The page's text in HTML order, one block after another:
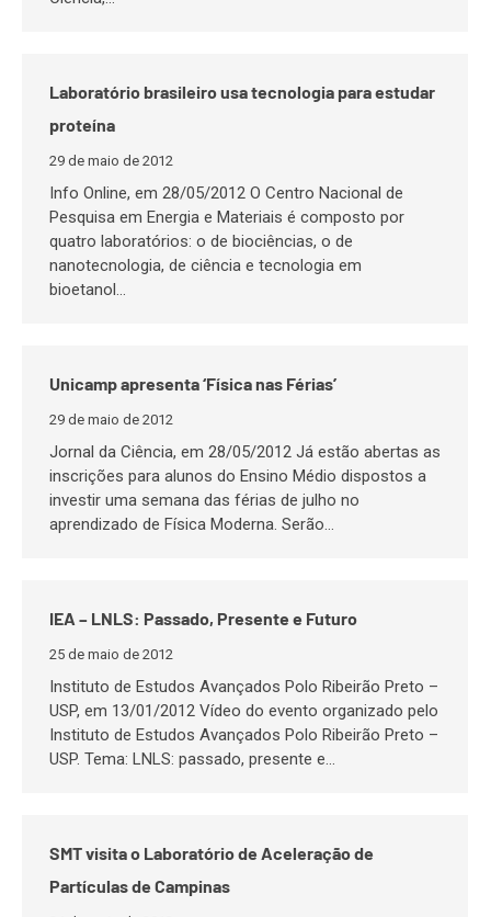
Laboratório brasileiro usa tecnologia para estudar
proteína
29 de maio de 2012
Info Online, em 28/05/2012 O Centro Nacional de
Pesquisa em Energia e Materiais é composto por
quatro laboratórios: o de biociências, o de
nanotecnologia, de ciência e tecnologia em
bioetanol…
Unicamp apresenta ‘Física nas Férias’
29 de maio de 2012
Jornal da Ciência, em 28/05/2012 Já estão abertas as
inscrições para alunos do Ensino Médio dispostos a
investir uma semana das férias de julho no
aprendizado de Física Moderna. Serão…
IEA – LNLS: Passado, Presente e Futuro
25 de maio de 2012
Instituto de Estudos Avançados Polo Ribeirão Preto –
USP, em 13/01/2012 Vídeo do evento organizado pelo
Instituto de Estudos Avançados Polo Ribeirão Preto –
USP. Tema: LNLS: passado, presente e…
SMT visita o Laboratório de Aceleração de
Partículas de Campinas